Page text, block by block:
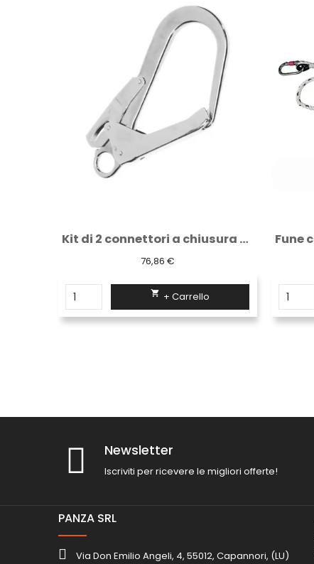
Kit di 2 connettori a chiusura automatica...
76,86 €
 + Carrello
Newsletter
Iscriviti per ricevere le migliori offerte!
PANZA SRL
Via Don Emilio Angeli, 4, 55012, Capannori, (LU)